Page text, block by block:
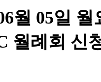
월 05일 월
월례회 신